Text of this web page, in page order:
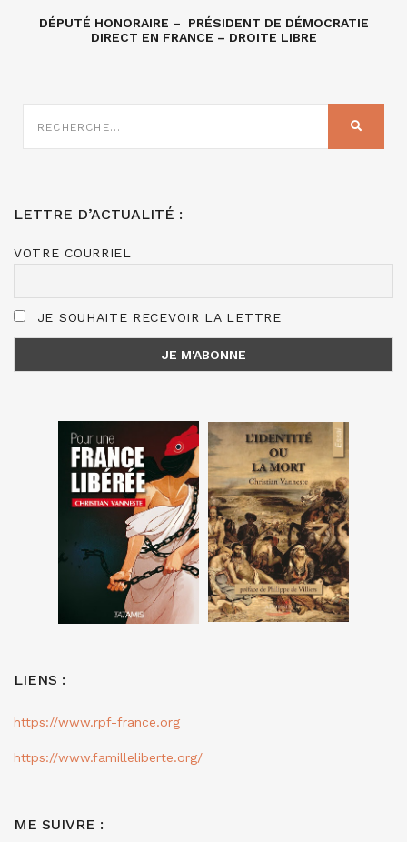
DÉPUTÉ HONORAIRE – PRÉSIDENT DE DÉMOCRATIE
DIRECT EN FRANCE – DROITE LIBRE
SUR
LETTRE D’ACTUALITÉ :
VOTRE COURRIEL
JE SOUHAITE RECEVOIR LA LETTRE
LIENS :
https://www.rpf-france.org
https://www.familleliberte.org/
ME SUIVRE :